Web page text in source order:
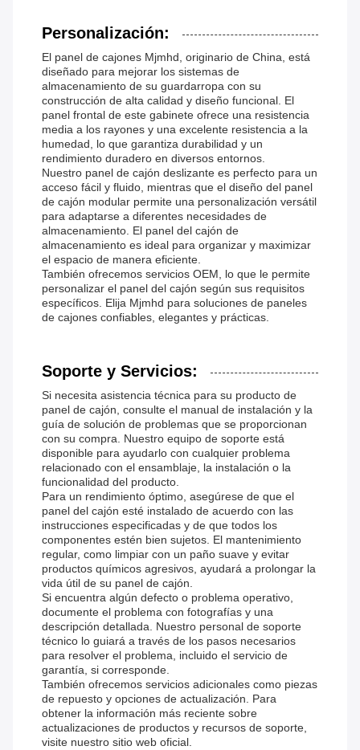
Personalización:
El panel de cajones Mjmhd, originario de China, está
diseñado para mejorar los sistemas de
almacenamiento de su guardarropa con su
construcción de alta calidad y diseño funcional. El
panel frontal de este gabinete ofrece una resistencia
media a los rayones y una excelente resistencia a la
humedad, lo que garantiza durabilidad y un
rendimiento duradero en diversos entornos.
Nuestro panel de cajón deslizante es perfecto para un
acceso fácil y fluido, mientras que el diseño del panel
de cajón modular permite una personalización versátil
para adaptarse a diferentes necesidades de
almacenamiento. El panel del cajón de
almacenamiento es ideal para organizar y maximizar
el espacio de manera eficiente.
También ofrecemos servicios OEM, lo que le permite
personalizar el panel del cajón según sus requisitos
específicos. Elija Mjmhd para soluciones de paneles
de cajones confiables, elegantes y prácticas.
Soporte y Servicios:
Si necesita asistencia técnica para su producto de
panel de cajón, consulte el manual de instalación y la
guía de solución de problemas que se proporcionan
con su compra. Nuestro equipo de soporte está
disponible para ayudarlo con cualquier problema
relacionado con el ensamblaje, la instalación o la
funcionalidad del producto.
Para un rendimiento óptimo, asegúrese de que el
panel del cajón esté instalado de acuerdo con las
instrucciones especificadas y de que todos los
componentes estén bien sujetos. El mantenimiento
regular, como limpiar con un paño suave y evitar
productos químicos agresivos, ayudará a prolongar la
vida útil de su panel de cajón.
Si encuentra algún defecto o problema operativo,
documente el problema con fotografías y una
descripción detallada. Nuestro personal de soporte
técnico lo guiará a través de los pasos necesarios
para resolver el problema, incluido el servicio de
garantía, si corresponde.
También ofrecemos servicios adicionales como piezas
de repuesto y opciones de actualización. Para
obtener la información más reciente sobre
actualizaciones de productos y recursos de soporte,
visite nuestro sitio web oficial.